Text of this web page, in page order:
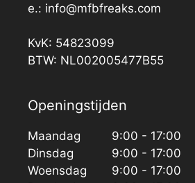
e.: info@mfbfreaks.com
KvK: 54823099
BTW: NL002005477B55
Openingstijden
Maandag
Dinsdag
Woensdag
9:00 - 17:00
9:00 - 17:00
9:00 - 17:00